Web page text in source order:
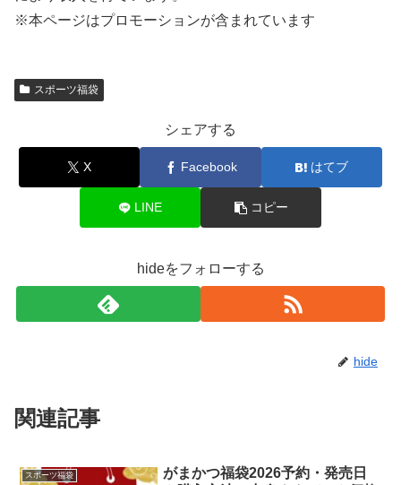
※本ページはプロモーションが含まれています
スポーツ福袋
シェアする
X Facebook はてブ
LINE コピー
hideをフォローする
hide
関連記事
スポーツ福袋
がまかつ福袋2026予約・発売日